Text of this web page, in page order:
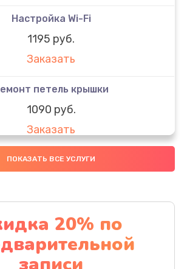
Настройка Wi-Fi
1195 руб.
Заказать
петель крышки
1090 руб.
Заказать
Замена вебкамеры
Заказать
драйверов
1000 руб.
ПОКАЗАТЬ ВСЕ УСЛУГИ
20% по